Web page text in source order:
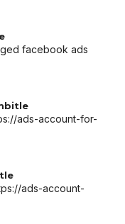
facebook ads
ads-account-for-
ads-account-